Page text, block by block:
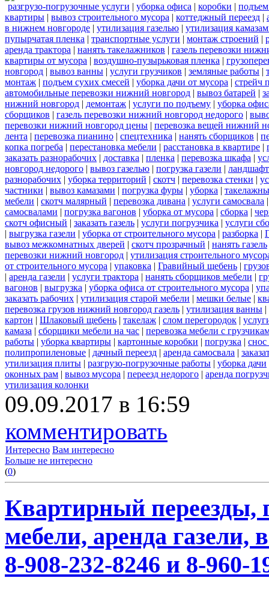
разгрузо-погрузочные услуги | уборка офиса | коробки |
квартиры | вывоз строительного мусора | коттеджный переезд |
в нижнем новгороде | утилизация газелью | утилизация
пупырчатая пленка | транспортные услуги | монтаж строений |
аренда трактора | нанять такелажников | газель перевозки
квартиры от мусора | воздушно-пузырьковая пленка |
новгород | вывоз ванны | услуги грузчиков | земляные работы |
монтаж | подъем сухих смесей | уборка дачи от мусора | стрейч
автомобильные перевозки нижний новгород | вывоз батарей |
нижний новгород | демонтаж | услуги по подъему | уборка
сборщиков | газель перевозки нижний новгород недорого |
перевозки нижний новгород цены | перевозка вещей нижний
лента | перевозка пианино | спецтехника | нанять сборщиков |
копка погреба | перестановка мебели | расстановка в квартире |
заказать разнорабочих | доставка | пленка | перевозка шкафа |
новгород недорого | вывоз газелью | погрузка газели |
разнорабочих | уборка территорий | скотч | перевозка стенки |
частники | вывоз камазами | погрузка фуры | уборка |
мебели | скотч малярный | перевозка дивана | услуги самосвала
самосвалами | погрузка вагонов | уборка от мусора | сборка |
скотч офисный | заказать газель | услуги погрузчика | услуги
| выгрузка газели | уборка от строительного мусора | разборка |
вывоз межкомнатных дверей | скотч прозрачный | нанять газель
перевозки нижний новгород | утилизация строительного
от строительного мусора | упаковка | Гравийный щебень |
| аренда газели | услуги трактора | нанять сборщиков мебели |
вагонов | выгрузка | уборка офиса от строительного мусора |
заказать рабочих | утилизация старой мебели | мешки белые |
перевозка грузов нижний новгород газель | утилизация ванны |
картон | Шлаковый щебень | такелаж | слом перегородок |
камаза | сборщики мебели на час | перевозка мебели с
работы | уборка квартиры | картонные коробки | погрузка | снос
полипропиленовые | дачный переезд | аренда самосвала |
утилизация плиты | разгрузо-погрузочные работы | уборка дачи
оконных рам | вывоз мусора | переезд недорого | аренда
утилизация колонки
09.09.2017 в 16:59
комментировать
Интересно Вам интересно
Больше не интересно
(0)
Квартирный переезды,
мебели, аренда газели,
8-908-232-8246 и 8-960-